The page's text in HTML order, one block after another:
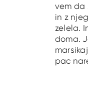
vem da
in z
zelela.
doma.
pac